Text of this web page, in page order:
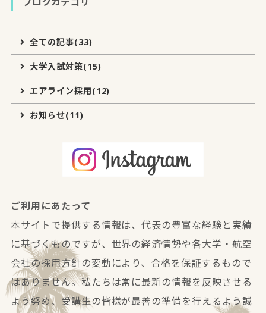
全ての記事(33)
大学入試対策(15)
エアライン採用(12)
お知らせ(11)
ご利用にあたって
本サイトで提供する情報は、代表の豊富な経験と実績
に基づくものですが、世界の経済情勢や各大学・航空
会社の採用方針の変動により、合格を保証するもので
はありません。私たちは常に最新の情報を反映させる
よう努め、受講生の皆様が最善の準備を行えるよう誠